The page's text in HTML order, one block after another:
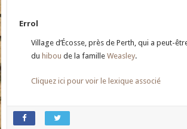
Errol
Village d’Écosse, près de Perth, qui a peut-
du hibou de la familleWeasley.
Cliquez ici pour voir le lexique associé